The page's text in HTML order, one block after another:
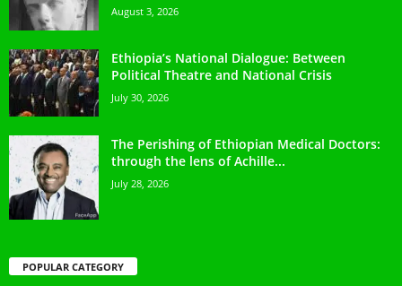
August 3, 2026
Ethiopia’s National Dialogue: Between
Political Theatre and National Crisis
July 30, 2026
The Perishing of Ethiopian Medical Doctors:
through the lens of Achille...
July 28, 2026
POPULAR CATEGORY